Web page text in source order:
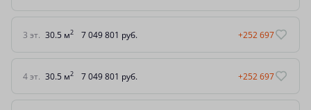
3 эт. 30.5 м2 7 049 801 руб. +252 697
4 эт. 30.5 м2 7 049 801 руб. +252 697